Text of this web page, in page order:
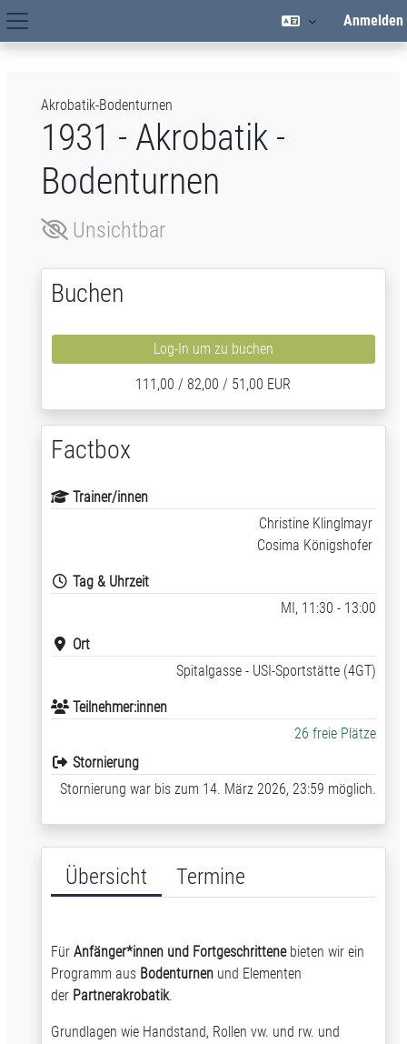
Zum Hauptinhalt
Hauptnavigation
Anmelden
Akrobatik-Bodenturnen
1931 - Akrobatik -
Bodenturnen
Unsichtbar
Übersicht Termine
Für Anfänger*innen und Fortgeschrittenebieten wir ein
Programm aus Bodenturnenund Elementen
der Partnerakrobatik.
Grundlagen wie Handstand, Rollen vw. und rw. und
Buchen
Log-In um zu buchen
111,00 / 82,00 / 51,00 EUR
Factbox
Trainer/innen
Christine Klinglmayr
Cosima Königshofer
Tag & Uhrzeit
MI, 11:30 - 13:00
Ort
Spitalgasse - USI-Sportstätte (4GT)
Teilnehmer:innen
26 freie Plätze
Stornierung
Stornierung war bis zum 14. März 2026, 23:59 möglich.